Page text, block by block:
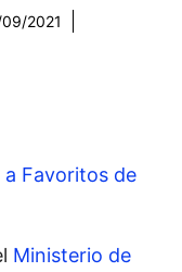
2021
Favoritos de
Ministerio de